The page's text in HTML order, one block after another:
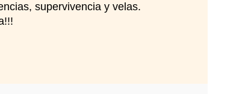
supervivencia y velas.